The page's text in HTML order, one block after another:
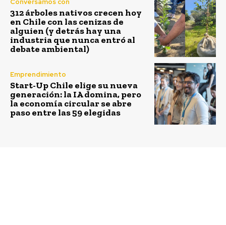
Conversamos con
312 árboles nativos crecen hoy
en Chile con las cenizas de
alguien (y detrás hay una
industria que nunca entró al
debate ambiental)
Emprendimiento
Start-Up Chile elige su nueva
generación: la IA domina, pero
la economía circular se abre
paso entre las 59 elegidas